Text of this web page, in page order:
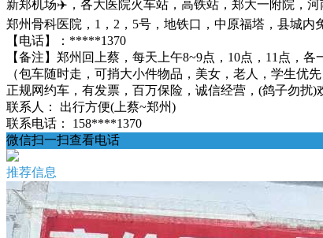
新郑机场✈️，各大医院火车站，高铁站，郑大一附院，
郑州骨科医院，1，2，5号，地铁口，中原福塔，县城内
【电话】：*****1370
【备注】郑州回上蔡，每天上午8~9点，10点，11点，
（包车随时走，可捎大小件物品，美女，老人，学生优先
正规网约车，有发票，百万保险，诚信经营，(鸽子勿扰
联系人：
出行方便(上蔡~郑州)
联系电话：
158****1370
微信扫一扫查看电话
推荐信息